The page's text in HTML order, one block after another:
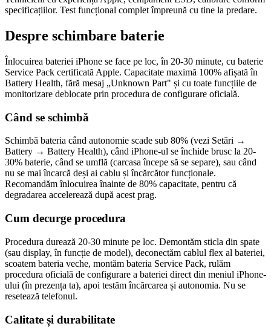
specificațiilor. Test funcțional complet împreună cu tine la predare.
Despre schimbare baterie
Înlocuirea bateriei iPhone se face pe loc, în 20-30 minute, cu baterie
Service Pack certificată Apple. Capacitate maximă 100% afișată în
Battery Health, fără mesaj „Unknown Part" și cu toate funcțiile de
monitorizare deblocate prin procedura de configurare oficială.
Când se schimbă
Schimbă bateria când autonomie scade sub 80% (vezi Setări →
Battery → Battery Health), când iPhone-ul se închide brusc la 20-
30% baterie, când se umflă (carcasa începe să se separe), sau când
nu se mai încarcă deși ai cablu și încărcător funcționale.
Recomandăm înlocuirea înainte de 80% capacitate, pentru că
degradarea accelerează după acest prag.
Cum decurge procedura
Procedura durează 20-30 minute pe loc. Demontăm sticla din spate
(sau display, în funcție de model), deconectăm cablul flex al bateriei,
scoatem bateria veche, montăm bateria Service Pack, rulăm
procedura oficială de configurare a bateriei direct din meniul iPhone-
ului (în prezența ta), apoi testăm încărcarea și autonomia. Nu se
resetează telefonul.
Calitate și durabilitate